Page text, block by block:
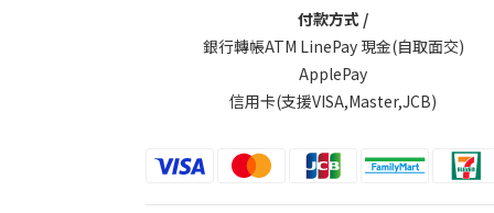
付款方式 /
銀行轉帳ATM LinePay 現金(自取面交)
ApplePay
信用卡(支援VISA,Master,JCB)